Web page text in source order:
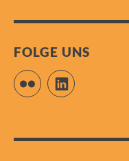
FOLGE UNS
Flickr LinkedIn